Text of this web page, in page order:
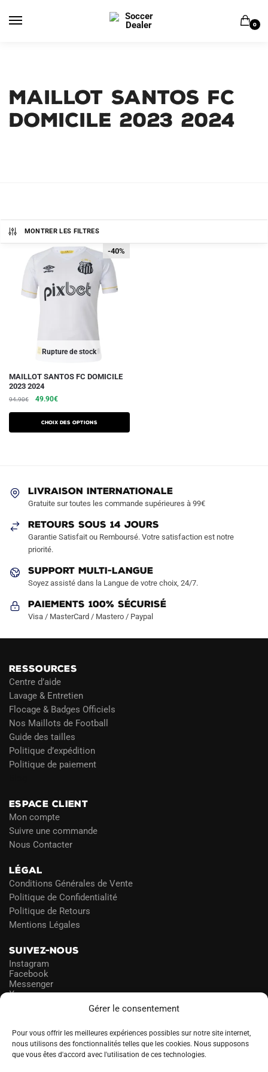
Gérer le consentement
Pour vous offrir les meilleures expériences possibles sur notre site internet,
nous utilisons des fonctionnalités telles que les cookies. Nous supposons
que vous êtes d'accord avec l'utilisation de ces technologies.
0
MAILLOT SANTOS FC
DOMICILE 2023 2024
MONTRER LES FILTRES
Rupture de stock
-40%
-40%
MAILLOT SANTOS FC DOMICILE
2023 2024
94.90€
Le
initial
était :
49.90€Le
actuel
est :
Choix des options
Ce
produit
a
plusieurs
variations.
être
choisies
sur
la
produit
LIVRAISON INTERNATIONALE
Gratuite sur toutes les commande supérieures à 99€
RETOURS SOUS 14 JOURS
Garantie Satisfait ou Remboursé. Votre satisfaction est notre
priorité.
SUPPORT MULTI-LANGUE
Soyez assisté dans la Langue de votre choix, 24/7.
Paiements 100% Sécurisé
Visa / MasterCard / Mastero / Paypal
RESSOURCES
Centre d’aide
Lavage & Entretien
Flocage & Badges Officiels
Nos Maillots de Football
Guide des tailles
Politique d’expédition
Politique de paiement
ESPACE CLIENT
Mon compte
Suivre une commande
Nous Contacter
LÉGAL
Conditions Générales de Vente
Politique de Confidentialité
Politique de Retours
Mentions Légales
SUIVEZ-NOUS
Instagram
Facebook
Messenger
X